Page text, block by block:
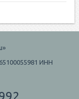
ИНН